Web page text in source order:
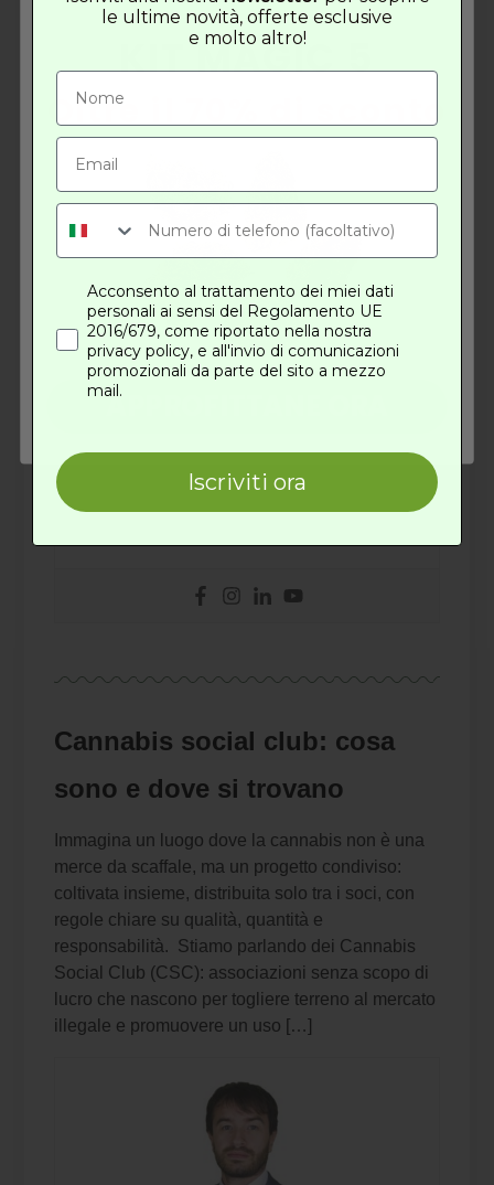
una domanda che, probabilmente, farà un po’
storcere il naso ai più […]
Mirko Cuneo
Sono CEO di Nextre Digital e Nextre Srl, web
agency attive nello sviluppo e nel digital marketing.
Da anni aiuto gli imprenditori a far crescere il loro
business. Ho deciso di aprire Maria CBD Oil, un
eCommerce dedicato ai prodotti al CBD, un settore
queste soluzioni naturali possono avere sul
benessere delle persone.
Cannabis social club: cosa
sono e dove si trovano
Immagina un luogo dove la cannabis non è una
merce da scaffale, ma un progetto condiviso:
coltivata insieme, distribuita solo tra i soci, con
regole chiare su qualità, quantità e
responsabilità. Stiamo parlando dei Cannabis
Social Club (CSC): associazioni senza scopo di
lucro che nascono per togliere terreno al mercato
illegale e promuovere un uso […]
KIT MAGIC 5
Oltre il 70% di sconto
APPROFITTANE ORA
le ultime novità, offerte esclusive
e molto altro!
Acconsento al trattamento dei miei dati
personali ai sensi del Regolamento UE
2016/679, come riportato nella nostra
privacy policy, e all'invio di comunicazioni
promozionali da parte del sito a mezzo
mail.
Iscriviti ora